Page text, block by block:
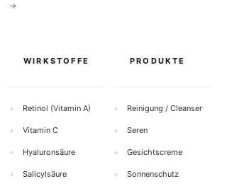
→
WIRKSTOFFE PRODUKTE
+ Retinol (Vitamin A) + Reinigung / Cleanser
+ Vitamin C + Seren
+ Hyaluronsäure + Gesichtscreme
+ Salicylsäure + Sonnenschutz